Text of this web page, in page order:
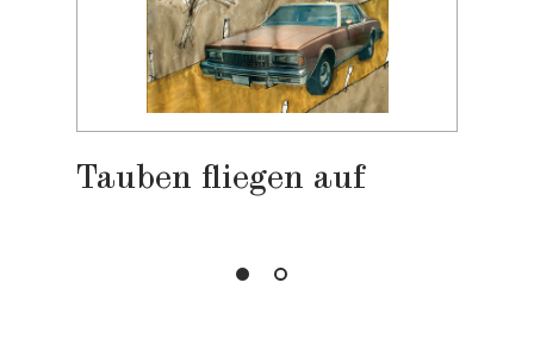
Tauben fliegen auf